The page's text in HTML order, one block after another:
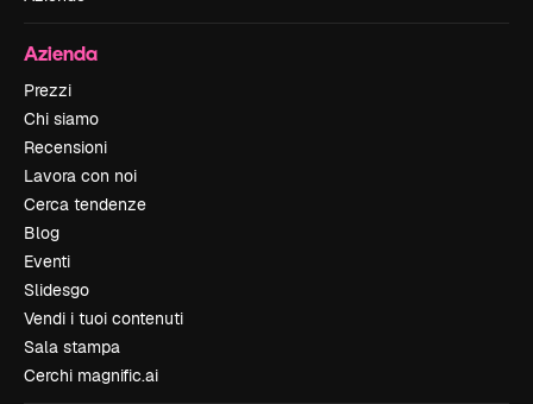
Azienda
Prezzi
Chi siamo
Recensioni
Lavora con noi
Cerca tendenze
Blog
Eventi
Slidesgo
Vendi i tuoi contenuti
Sala stampa
Cerchi magnific.ai